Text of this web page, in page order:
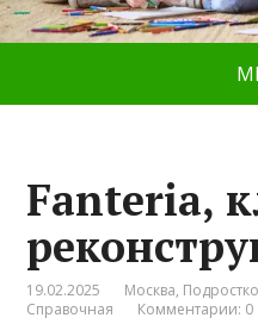
Fanteria,
19.02.2025 Москва,
Справочная
Комментарии: 0